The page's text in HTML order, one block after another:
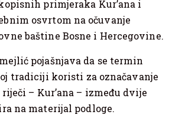
primjeraka Kur’ana i
osvrtom na očuvanje
baštine Bosne i Hercegovine.
pojašnjava da se termin
tradiciji koristi za označavanje
– Kur’ana – između dvije
na materijal podloge.